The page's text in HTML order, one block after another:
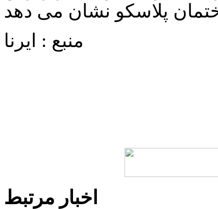
منبع : ایرنا
اخبار مرتبط